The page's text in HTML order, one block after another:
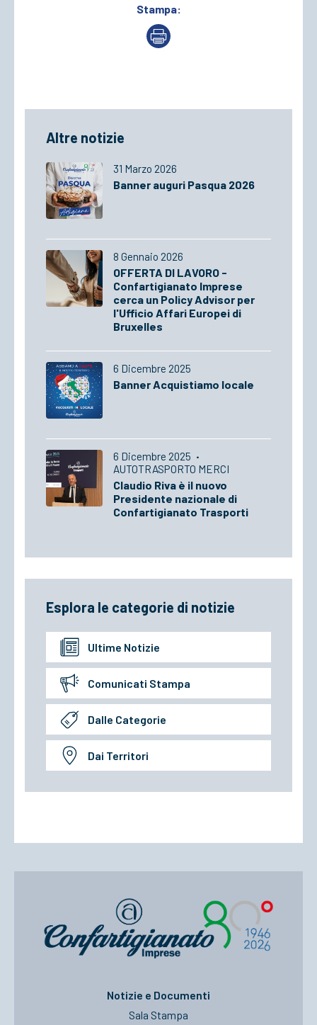
Stampa:
Altre notizie
31 Marzo 2026
Banner auguri Pasqua 2026
8 Gennaio 2026
OFFERTA DI LAVORO -
Confartigianato Imprese
cerca un Policy Advisor per
l'Ufficio Affari Europei di
Bruxelles
6 Dicembre 2025
Banner Acquistiamo locale
6 Dicembre 2025 ·
AUTOTRASPORTO MERCI
Claudio Riva è il nuovo
Presidente nazionale di
Confartigianato Trasporti
Esplora le categorie di notizie
Ultime Notizie
Comunicati Stampa
Dalle Categorie
Dai Territori
Notizie e Documenti
Sala Stampa